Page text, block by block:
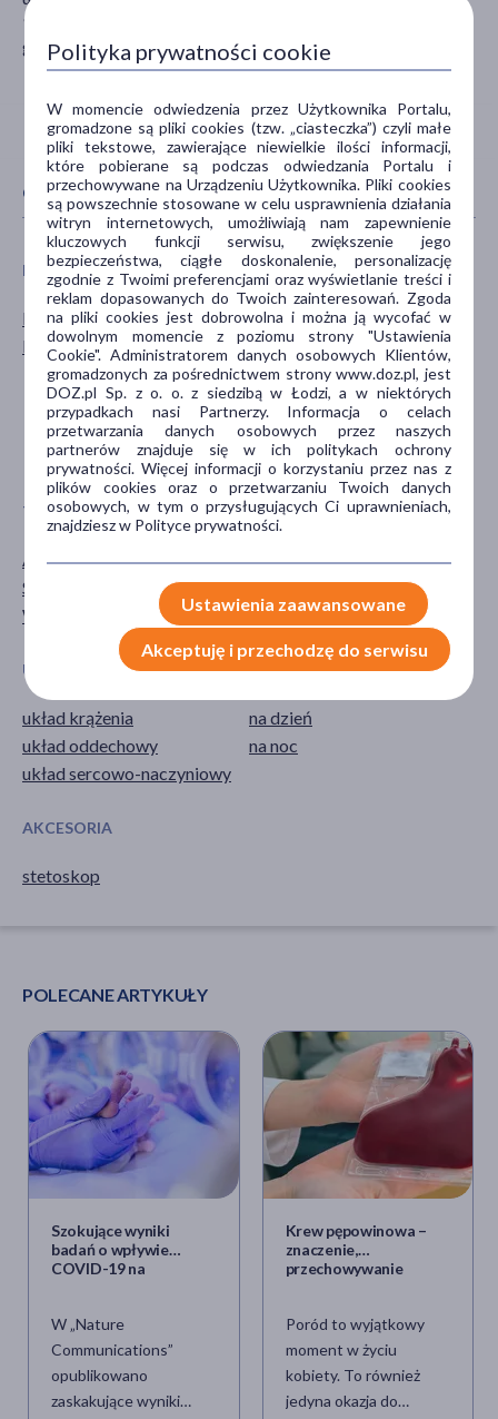
90-032 Łódź
gpsr@novamed.pl
CECHY PRODUKTU
PŁEĆ
Mężczyzna
Kobieta
WIEK
dla dzieci
dla młodzieży
dla dorosłych
dla seniorów
0-6 miesięcy
pokaż więcej ...
TYP PRODUKTU
Akcesoria
Sprzęt medyczny
Wyrób medyczny
DZIAŁANIE/WŁAŚCIWOŚCI
diagnostyczne
UKŁADY NARZĄDOWE
układ krążenia
układ oddechowy
układ sercowo-naczyniowy
PORA STOSOWANIA
na dzień
na noc
AKCESORIA
stetoskop
POLECANE ARTYKUŁY
Szokujące wyniki
badań o wpływie
COVID-19 na
W „Nature
Communications”
opublikowano
zaskakujące wyniki
Krew pępowinowa –
znaczenie,
przechowywanie
Poród to wyjątkowy
moment w życiu
kobiety. To również
jedyna okazja do
Polityka prywatności cookie
W momencie odwiedzenia przez Użytkownika Portalu,
gromadzone są pliki cookies (tzw. „ciasteczka”) czyli małe
pliki tekstowe, zawierające niewielkie ilości informacji,
które pobierane są podczas odwiedzania Portalu i
przechowywane na Urządzeniu Użytkownika. Pliki cookies
są powszechnie stosowane w celu usprawnienia działania
witryn internetowych, umożliwiają nam zapewnienie
kluczowych funkcji serwisu, zwiększenie jego
bezpieczeństwa, ciągłe doskonalenie, personalizację
zgodnie z Twoimi preferencjami oraz wyświetlanie treści i
reklam dopasowanych do Twoich zainteresowań. Zgoda
na pliki cookies jest dobrowolna i można ją wycofać w
dowolnym momencie z poziomu strony "Ustawienia
Cookie". Administratorem danych osobowych Klientów,
gromadzonych za pośrednictwem strony www.doz.pl, jest
DOZ.pl Sp. z o. o. z siedzibą w Łodzi, a w niektórych
przypadkach nasi Partnerzy. Informacja o celach
przetwarzania danych osobowych przez naszych
partnerów znajduje się w ich politykach ochrony
prywatności. Więcej informacji o korzystaniu przez nas z
plików cookies oraz o przetwarzaniu Twoich danych
osobowych, w tym o przysługujących Ci uprawnieniach,
znajdziesz w Polityce prywatności.
Ustawienia zaawansowane
Akceptuję i przechodzę do serwisu